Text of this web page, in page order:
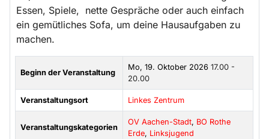
Essen, Spiele, nette Gespräche oder auch einfach
ein gemütliches Sofa, um deine Hausaufgaben zu
machen.
Beginn der Veranstaltung
Mo, 19. Oktober 202617.00 -
20.00
Veranstaltungsort Linkes Zentrum
Veranstaltungskategorien
OV Aachen-Stadt, BO Rothe
Erde, Linksjugend